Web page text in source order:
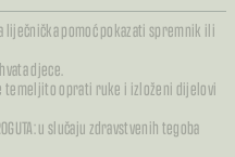
liječnička pomoć pokazati spremnik ili
djece.
temeljito oprati ruke i izloženi dijelovi
u slučaju zdravstvenih tegoba